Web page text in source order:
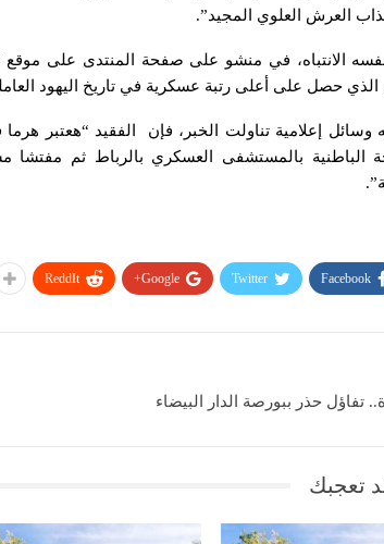
العرش العلوي المجيد”.
الانتباه، في منشو على صفحة المنتدى على موقع
الذي حصل على أعلى رتبة عسكرية في تاريخ اليهود
إعلامية تناولت الخبر، فإن الفقيد “هعتبر
الباطنية بالمستشفى العسكري بالرباط ثم مفتشا
Facebook
Twitter
Google+
ReddIt
تفاؤل حذر ببورصة الدار البيضاء
تعجبك